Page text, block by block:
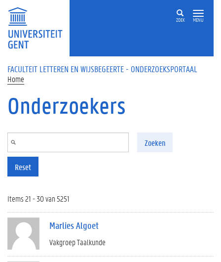
Overslaan en naar de inhoud gaan
ZOEK MENU
FACULTEIT LETTEREN EN WIJSBEGEERTE - ONDERZOEKSPORTAAL
Home
Onderzoekers
Zoeken
Reset
Items 21 - 30 van 5251
Marlies Algoet
Vakgroep Taalkunde